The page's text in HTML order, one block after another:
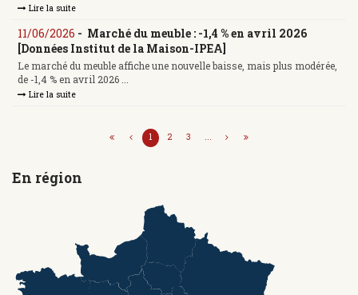
Lire la suite
11/06/2026 - Marché du meuble : -1,4 % en avril 2026
[Données Institut de la Maison-IPEA]
Le marché du meuble affiche une nouvelle baisse, mais plus modérée,
de -1,4 % en avril 2026 ...
Lire la suite
1 2 3 ...
En région